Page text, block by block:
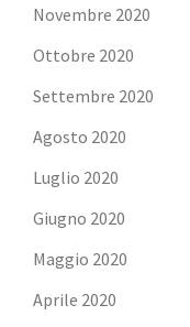
Novembre 2020
Ottobre 2020
Settembre 2020
Agosto 2020
Luglio 2020
Giugno 2020
Maggio 2020
Aprile 2020